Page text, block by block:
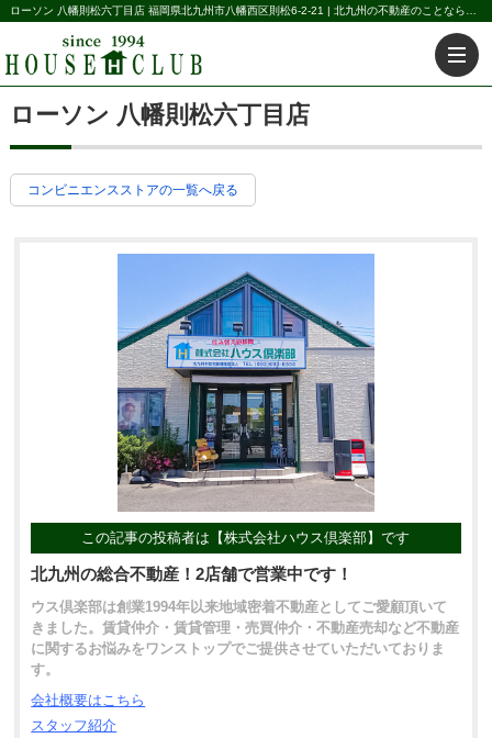
ローソン 八幡則松六丁目店
コンビニエンスストアの一覧へ戻る
この記事の投稿者は【株式会社ハウス倶楽部】です
北九州の総合不動産！2店舗で営業中です！
ウス倶楽部は創業1994年以来地域密着不動産としてご愛顧頂いて
きました。賃貸仲介・賃貸管理・売買仲介・不動産売却など不動産
に関するお悩みをワンストップでご提供させていただいておりま
す。
会社概要はこちら
スタッフ紹介